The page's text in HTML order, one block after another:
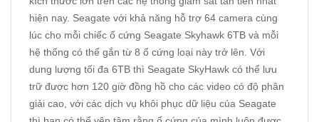
hiện nay. Seagate với khả năng hỗ trợ 64 camera cùng
lúc cho mỗi chiếc ổ cứng Seagate Skyhawk 6TB và mỗi
hệ thống có thể gắn từ 8 ổ cứng loại này trở lên. Với
dung lượng tối đa 6TB thì Seagate SkyHawk có thể lưu
trữ được hơn 120 giờ đồng hồ cho các video có độ phân
giải cao, với các dịch vụ khôi phục dữ liệu của Seagate